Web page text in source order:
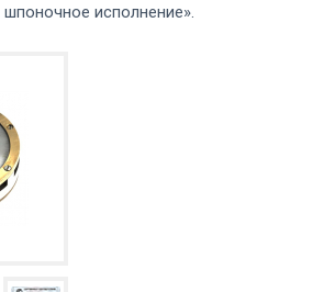
исполнение».